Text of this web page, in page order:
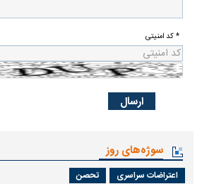
* کد امنیتی
سوژه‌های روز
اعتراضات سراسری تحصن